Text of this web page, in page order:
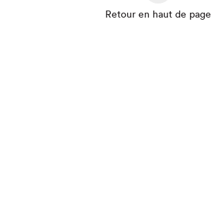
Retour en haut de page